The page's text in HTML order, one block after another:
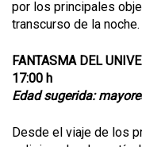
por los principales
transcurso de la noche.
FANTASMA DEL
17:00 h
Edad sugerida:
Desde el viaje de los